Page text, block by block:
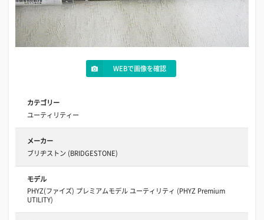
WEBで画像を確認
カテゴリー
ユーティリティー
メーカー
ブリヂストン (BRIDGESTONE)
モデル
PHYZ(ファイズ) プレミアムモデル ユーティリティ (PHYZ Premium
UTILITY)